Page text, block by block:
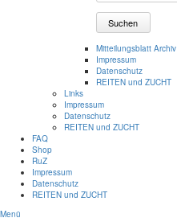
Suchen
Mitteilungsblatt Archiv
Impressum
Datenschutz
REITEN und ZUCHT
Links
Impressum
Datenschutz
REITEN und ZUCHT
FAQ
Shop
RuZ
Impressum
Datenschutz
REITEN und ZUCHT
Menü